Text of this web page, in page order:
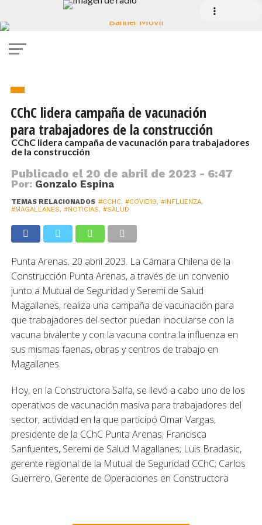
covid
CChC lidera campaña de vacunación
para trabajadores de la construcción
CChC lidera campaña de vacunación para trabajadores
de la construcción
Publicado el 20 de abril de 2023 - 6:47
Por: Gonzalo Espina
TEMAS RELACIONADOS #CCHC, #COVID19, #INFLUENZA,
#MAGALLANES, #NOTICIAS, #SALUD
Punta Arenas. 20 abril 2023. La Cámara Chilena de la
Construcción Punta Arenas, a través de un convenio
junto a Mutual de Seguridad y Seremi de Salud
Magallanes, realiza una campaña de vacunación para
que trabajadores del sector puedan inocularse con la
vacuna bivalente y con la vacuna contra la influenza en
sus mismas faenas, obras y centros de trabajo en
Magallanes.
Hoy, en la Constructora Salfa, se llevó a cabo uno de los
operativos de vacunación masiva para trabajadores del
sector, actividad en la que participó Omar Vargas,
presidente de la CChC Punta Arenas; Francisca
Sanfuentes, Seremi de Salud Magallanes; Luis Bradasic,
gerente regional de la Mutual de Seguridad CChC; Carlos
Guerrero, Gerente de Operaciones en Constructora